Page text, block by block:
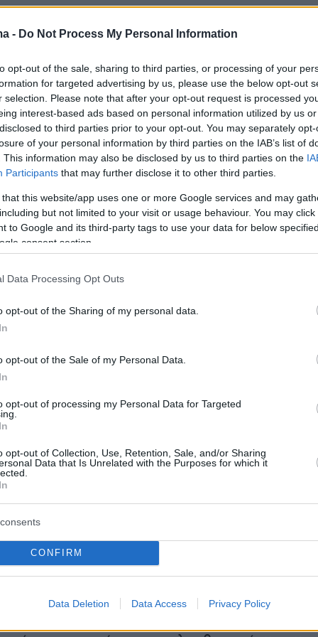
- Do Not Process My Personal Information
opt-out of the sale, sharing to third parties, or processing of your
for targeted advertising by us, please use the below opt-out
selection. Please note that after your opt-out request is processed
interest-based ads based on personal information utilized by us
to third parties prior to your opt-out. You may separately
of your personal information by third parties on the IAB’s list of
This information may also be disclosed by us to third parties on the
Participants that may further disclose it to other third parties.
that this website/app uses one or more Google services and may
but not limited to your visit or usage behaviour. You may
to Google and its third-party tags to use your data for below
consent section.
Data Processing Opt Outs
opt-out of the Sharing of my personal data.
opt-out of the Sale of my Personal Data.
opt-out of processing my Personal Data for Targeted
opt-out of Collection, Use, Retention, Sale, and/or Sharing
Data that Is Unrelated with the Purposes for which it
CONFIRM
Data Deletion Data Access Privacy Policy
ακριβώς εκεί που έπρεπε να
, πρόσθεσε ο υπουργός Άμυνας των ΗΠΑ
αποστολή, ακριβώς εκεί που έπρεπε να
καταστροφή κάτω από το Φόρντο».
στο Ισραήλ
δήλωσαν, στο μεταξύ, στο
εσωτερικό των πυρηνικών εγκαταστάσεων
αμερικανικό χτύπημα της Κυριακής.
οι επιθεωρητές μας στις ιρανικές
του Διεθνούς Οργανισμού Ατομικής
των επιθεωρητών είναι να επιστρέψουν στις
του Ιράν προκειμένου να
επιπτώσεις των αμερικανικών και
να ελέγξουν τα ιρανικά αποθέματα σε
ουράνιο.
πρώτη προτεραιότητα», υπογράμμισε ο Γκ
συνέντευξης Τύπου από τη Βιέννη, καθώς